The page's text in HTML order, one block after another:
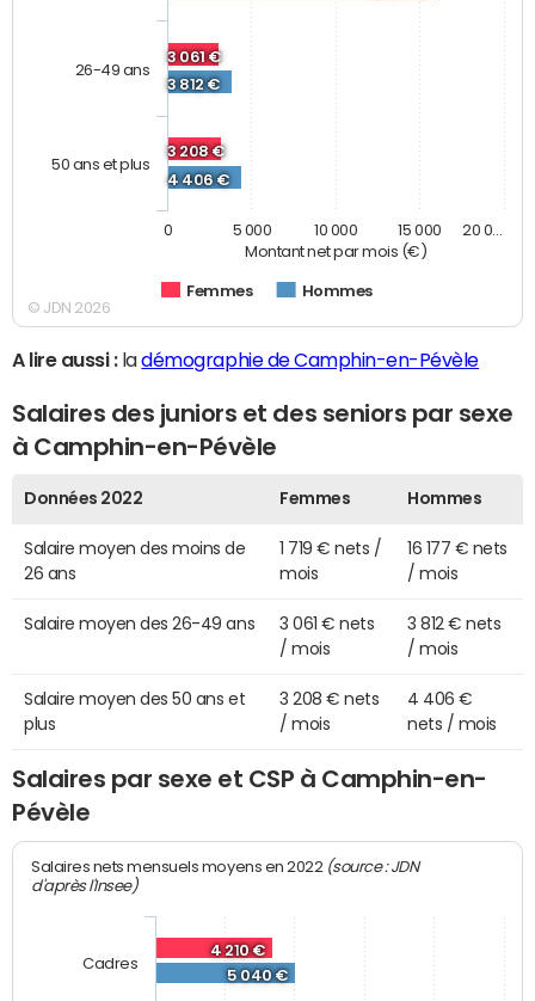
Montant net par mois (€)
3 061 €
3 208 €
3 812 €
4 406 €
Femmes Hommes
26-49 ans
50 ans et plus
0 5 000 10 000 15 000 20 0…
© JDN 2026
A lire aussi :ladémographie de Camphin-en-Pévèle
Salaires des juniors et des seniors par sexe
à Camphin-en-Pévèle
Données 2022 Femmes Hommes
Salaire moyen des moins de
26 ans
1 719 € nets /
mois
16 177 € nets
/ mois
Salaire moyen des 26-49 ans
3 061 € nets
/ mois
3 812 € nets
/ mois
Salaire moyen des 50 ans et
plus
3 208 € nets
/ mois
4 406 €
nets / mois
Salaires par sexe et CSP à Camphin-en-
Pévèle
Salaires nets mensuels moyens en 2022 (source : JDN
d'après l'Insee)
4 210 €
5 040 €
Cadres